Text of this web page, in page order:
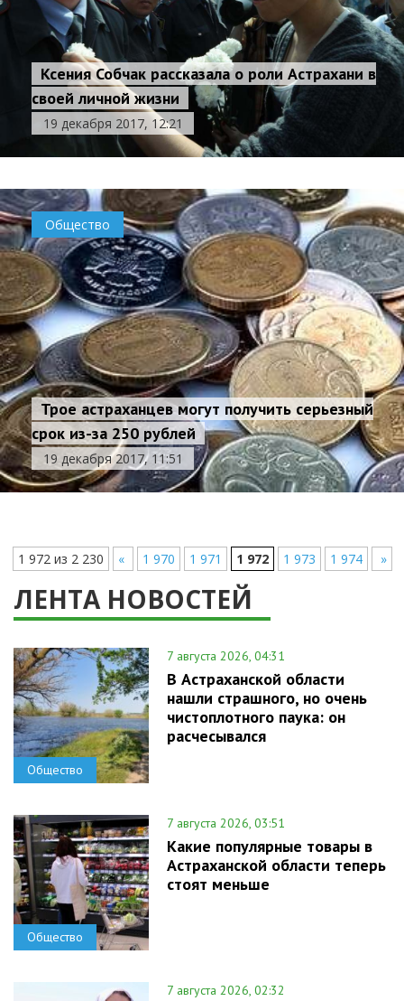
Ксения Собчак рассказала о роли Астрахани в
своей личной жизни
19 декабря 2017, 12:21
Общество
Трое астраханцев могут получить серьезный
срок из-за 250 рублей
19 декабря 2017, 11:51
1 972 из 2 230 « 1 970 1 971 1 972 1 973 1 974 »
ЛЕНТА НОВОСТЕЙ
Общество
7 августа 2026, 04:31
В Астраханской области
нашли страшного, но очень
чистоплотного паука: он
расчесывался
Общество
7 августа 2026, 03:51
Какие популярные товары в
Астраханской области теперь
стоят меньше
7 августа 2026, 02:32